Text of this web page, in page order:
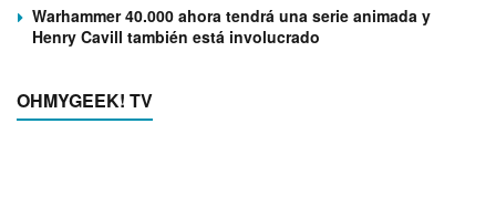
Warhammer 40.000 ahora tendrá una serie animada y
Henry Cavill también está involucrado
OHMYGEEK! TV